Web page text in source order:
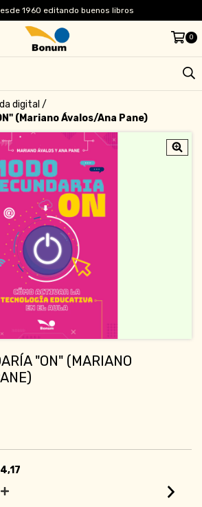
1960 editando buenos libros
0
digital /
(Mariano Ávalos/Ana Pane)
"ON" (MARIANO